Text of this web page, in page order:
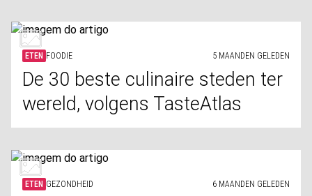
ETEN FOODIE 5 MAANDEN GELEDEN
De 30 beste culinaire steden ter
wereld, volgens TasteAtlas
ETEN GEZONDHEID 6 MAANDEN GELEDEN